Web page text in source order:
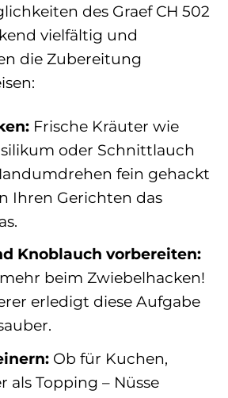
des Graef CH 502
vielfältig und
die Zubereitung
Frische Kräuter wie
oder Schnittlauch
fein gehackt
Ihren Gerichten das
Knoblauch vorbereiten:
beim Zwiebelhacken!
erledigt diese Aufgabe
Ob für Kuchen,
als Topping – Nüsse